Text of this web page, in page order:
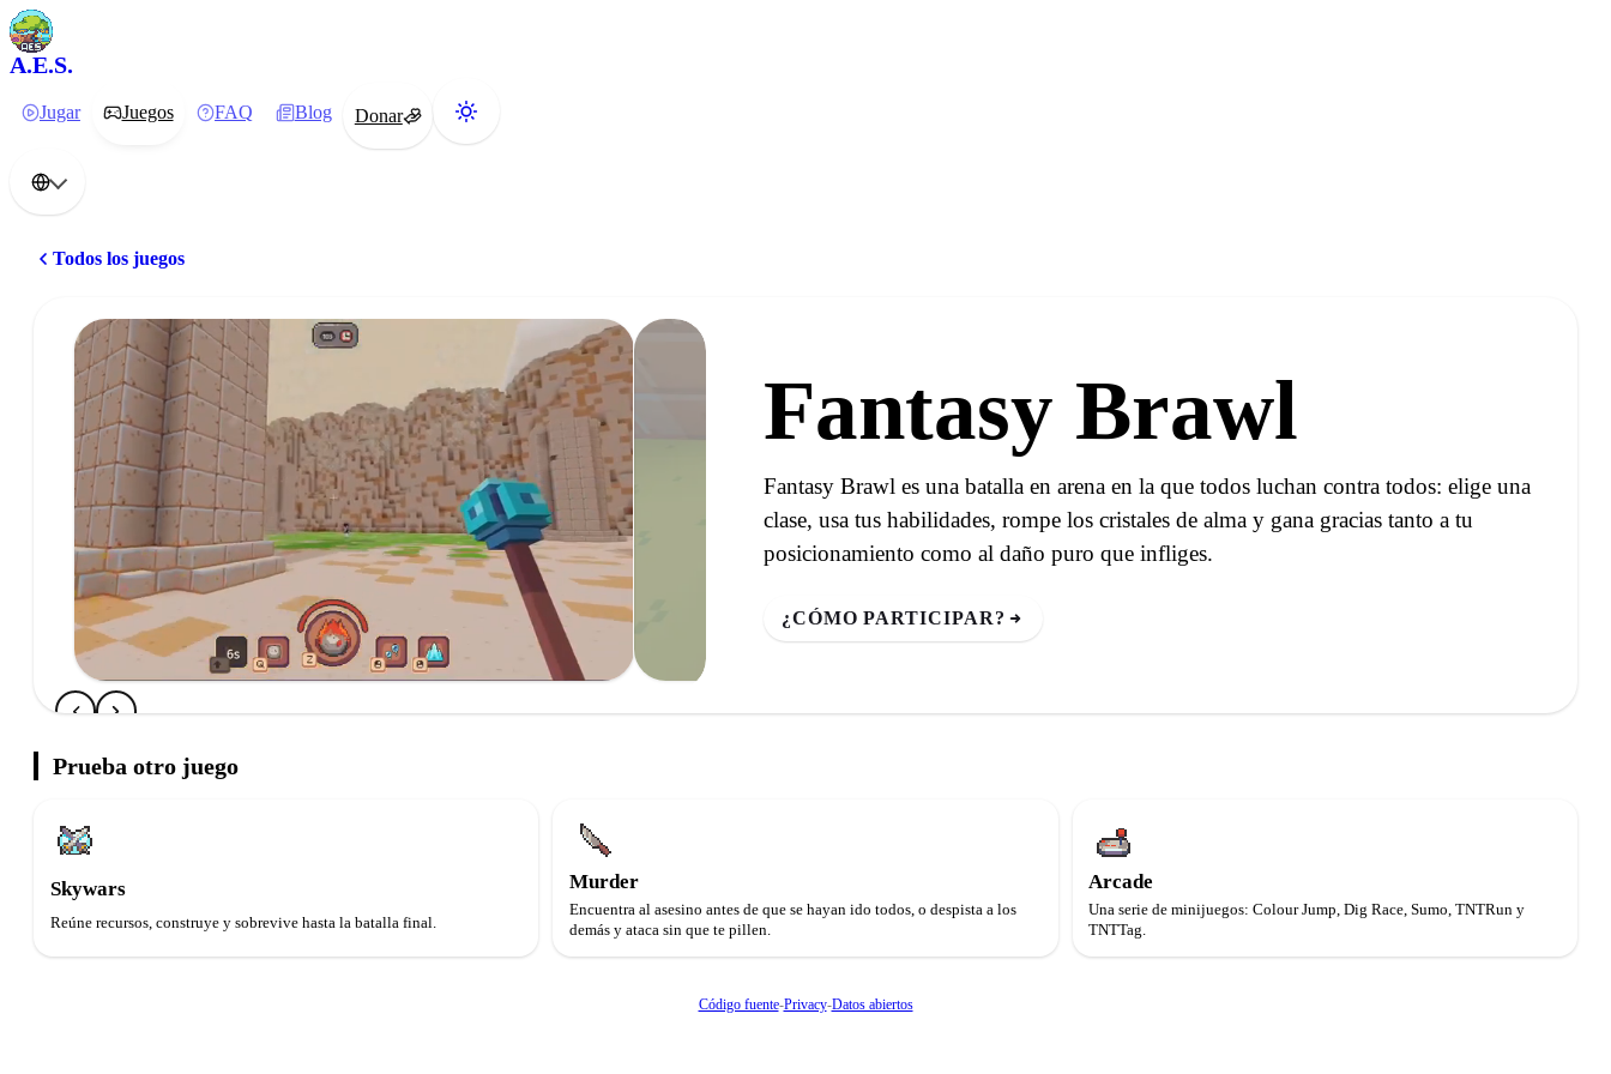
A.E.S.
Jugar Juegos FAQ Blog Donar
Todos los juegos
Fantasy Brawl
Fantasy Brawl es una batalla en arena en la que todos luchan contra todos: elige una
clase, usa tus habilidades, rompe los cristales de alma y gana gracias tanto a tu
posicionamiento como al daño puro que infliges.
¿CÓMO PARTICIPAR?
Prueba otro juego
Skywars
Reúne recursos, construye y sobrevive hasta la batalla final.
Murder
Encuentra al asesino antes de que se hayan ido todos, o despista a los
demás y ataca sin que te pillen.
Arcade
Una serie de minijuegos: Colour Jump, Dig Race, Sumo, TNTRun y
TNTTag.
Código fuente-Privacy-Datos abiertos